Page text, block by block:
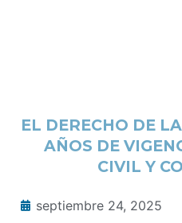
EL DERECHO DE
AÑOS DE
CIVIL Y
septiembre 24, 2025